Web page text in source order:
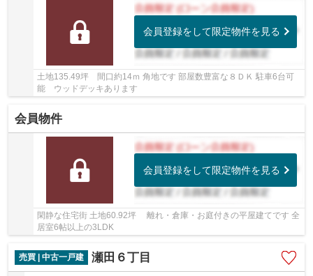
会員登録をして限定物件を見る
土地135.49坪 間口約14ｍ 角地です 部屋数豊富な８ＤＫ 駐車6台可
能 ウッドデッキあります
会員物件
会員登録をして限定物件を見る
閑静な住宅街 土地60.92坪 離れ・倉庫・お庭付きの平屋建てです 全
居室6帖以上の3LDK
売買 | 中古一戸建 瀬田６丁目